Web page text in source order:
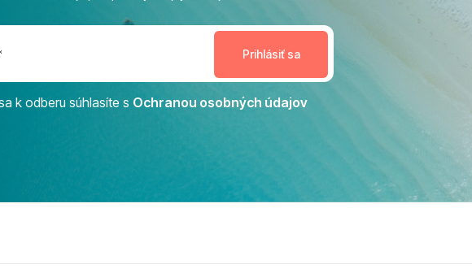
na moment nenudil, no zároveň bol
dostatok priestoru na dokonalý relax. ​
Magic Life Jacaranda môžeme s čistým
svedomím odporučiť každému, kto hľadá
bezstarostnú dovolenku na vysokej
úrovni. Všetko bolo zabezpečené na
tešíme, kam s nami vyrazíte nabudúce!
Ďakujeme za skvelé spomienky. ​S
pozdravom a prianím mnohých ďalších
k odberu súhlasíte s Ochranou osobných údajov